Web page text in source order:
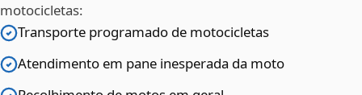
motocicletas:
Transporte programado de motocicletas
Atendimento em pane inesperada da moto